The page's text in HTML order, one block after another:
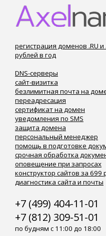
регистрация доменов .RU
рублей в год
DNS-серверы
сайт-визитка
безлимитная почта на
переадресация
сертификат на домен
уведомления по SMS
защита домена
персональный менеджер
помощь в подготовке
срочная обработка
оповещение при запросах
конструктор сайтов за 699
диагностика сайта и почты
+7 (499) 404-11-01
+7 (812) 309-51-01
по будням с 11:00 до 18:00